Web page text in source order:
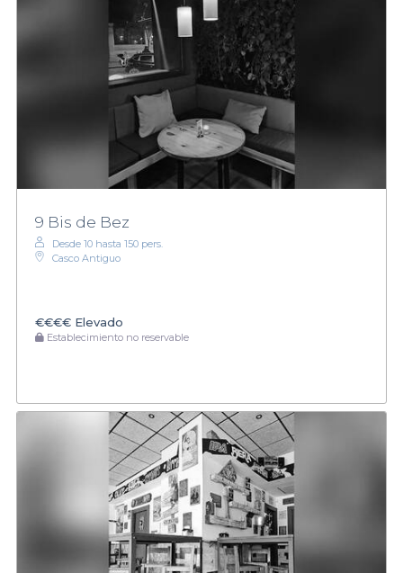
9 Bis de Bez
Desde 10 hasta 150 pers.
Casco Antiguo
€€€€ Elevado
Establecimiento no reservable